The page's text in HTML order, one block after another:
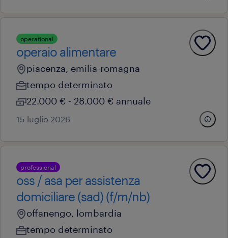
operational
operaio alimentare
piacenza, emilia-romagna
tempo determinato
22.000 € - 28.000 € annuale
15 luglio 2026
professional
oss / asa per assistenza
domiciliare (sad) (f/m/nb)
offanengo, lombardia
tempo determinato